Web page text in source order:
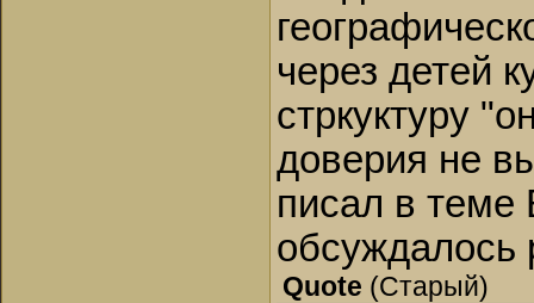
через детей
стркуктуру
доверия не
писал в теме
обсуждалось
Quote (Старый)